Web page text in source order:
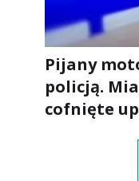
Pijany
policją.
cofnięte